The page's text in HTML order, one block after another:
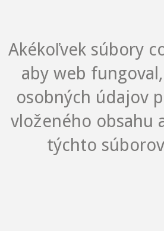
Akékoľvek súbory
aby web
osobných údajov
vloženého obsahu
týchto